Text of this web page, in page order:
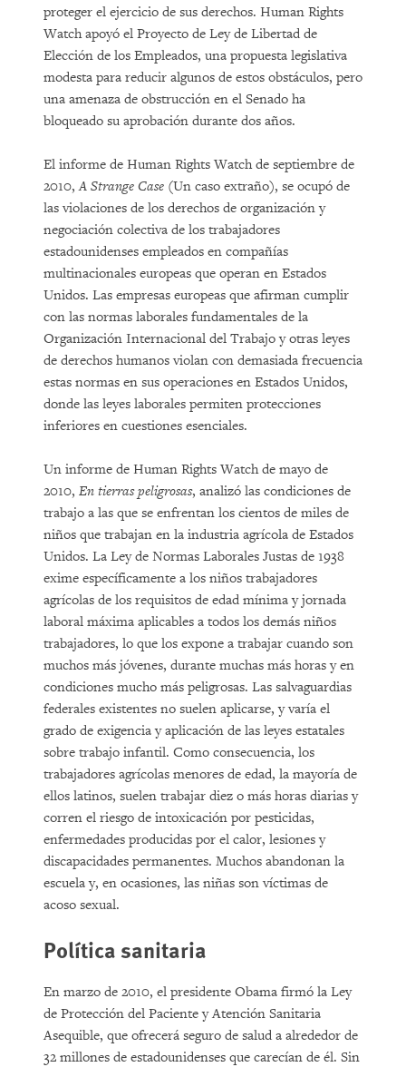
proteger el ejercicio de sus derechos. Human Rights
Watch apoyó el Proyecto de Ley de Libertad de
Elección de los Empleados, una propuesta legislativa
modesta para reducir algunos de estos obstáculos, pero
una amenaza de obstrucción en el Senado ha
bloqueado su aprobación durante dos años.
El informe de Human Rights Watch de septiembre de
2010,A Strange Case (Un caso extraño), se ocupó de
las violaciones de los derechos de organización y
negociación colectiva de los trabajadores
estadounidenses empleados en compañías
multinacionales europeas que operan en Estados
Unidos. Las empresas europeas que afirman cumplir
con las normas laborales fundamentales de la
Organización Internacional del Trabajo y otras leyes
de derechos humanos violan con demasiada frecuencia
estas normas en sus operaciones en Estados Unidos,
donde las leyes laborales permiten protecciones
inferiores en cuestiones esenciales.
Un informe de Human Rights Watch de mayo de
2010, En tierras peligrosas, analizó las condiciones de
trabajo a las que se enfrentan los cientos de miles de
niños que trabajan en la industria agrícola de Estados
Unidos. La Ley de Normas Laborales Justas de 1938
exime específicamente a los niños trabajadores
agrícolas de los requisitos de edad mínima y jornada
laboral máxima aplicables a todos los demás niños
trabajadores, lo que los expone a trabajar cuando son
muchos más jóvenes, durante muchas más horas y en
condiciones mucho más peligrosas. Las salvaguardias
federales existentes no suelen aplicarse, y varía el
grado de exigencia y aplicación de las leyes estatales
sobre trabajo infantil. Como consecuencia, los
trabajadores agrícolas menores de edad, la mayoría de
ellos latinos, suelen trabajar diez o más horas diarias y
corren el riesgo de intoxicación por pesticidas,
enfermedades producidas por el calor, lesiones y
discapacidades permanentes. Muchos abandonan la
escuela y, en ocasiones, las niñas son víctimas de
acoso sexual.
Política sanitaria
En marzo de 2010, el presidente Obama firmó la Ley
de Protección del Paciente y Atención Sanitaria
Asequible, que ofrecerá seguro de salud a alrededor de
32 millones de estadounidenses que carecían de él. Sin